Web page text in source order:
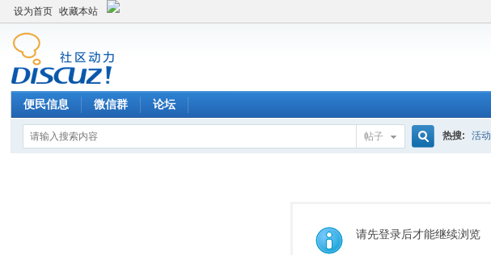
设为首页 收藏本站
便民信息 微信群 论坛
帖子
索
热搜: 活动
请先登录后才能继续浏览